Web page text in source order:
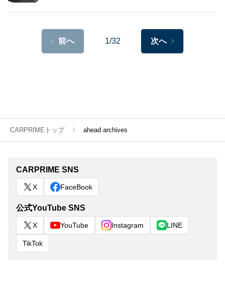
前へ 1/32 次へ
CARPRIMEトップ ahead archives
CARPRIME SNS
X FaceBook
公式YouTube SNS
X YouTube Instagram LINE
TikTok